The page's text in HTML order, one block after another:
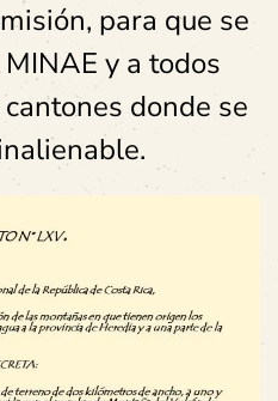
para que se
y a todos
donde se